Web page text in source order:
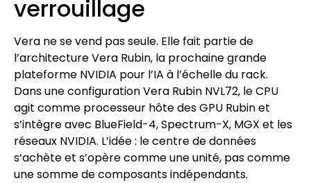
verrouillage
Vera ne se vend pas seule. Elle fait partie de
l’architecture Vera Rubin, la prochaine grande
plateforme NVIDIA pour l’IA à l’échelle du rack.
Dans une configuration Vera Rubin NVL72, le CPU
agit comme processeur hôte des GPU Rubin et
s’intègre avec BlueField-4, Spectrum-X, MGX et les
réseaux NVIDIA. L’idée : le centre de données
s’achète et s’opère comme une unité, pas comme
une somme de composants indépendants.